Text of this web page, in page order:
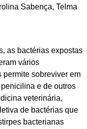
Sabença, Telma
as bactérias expostas
vários
permite sobreviver em
e de outros
veterinária,
de bactérias que
bacterianas